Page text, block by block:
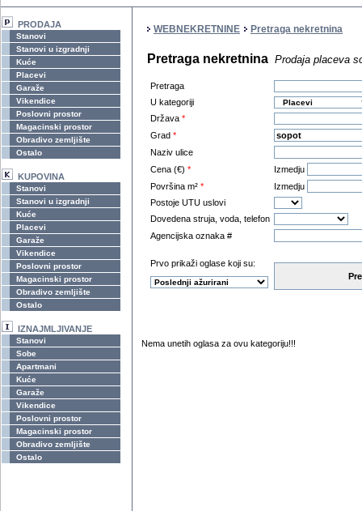
PRODAJA
Stanovi
Stanovi u izgradnji
Kuće
Placevi
Garaže
Vikendice
Poslovni prostor
Magacinski prostor
Obradivo zemljište
Ostalo
KUPOVINA
Stanovi
Stanovi u izgradnji
Kuće
Placevi
Garaže
Vikendice
Poslovni prostor
Magacinski prostor
Obradivo zemljište
Ostalo
IZNAJMLJIVANJE
Stanovi
Sobe
Apartmani
Kuće
Garaže
Vikendice
Poslovni prostor
Magacinski prostor
Obradivo zemljište
Ostalo
WEBNEKRETNINE Pretraga nekretnina
Pretraga nekretnina Prodaja placeva
Pretraga
U kategoriji
Država *
Grad *
Naziv ulice
Cena (€) *
Izmedju
Površina m² *
Izmedju
Postoje UTU uslovi
Dovedena struja, voda, telefon
Agencijska oznaka #
Prvo prikaži oglase koji su:
Nema unetih oglasa za ovu kategoriju!!!